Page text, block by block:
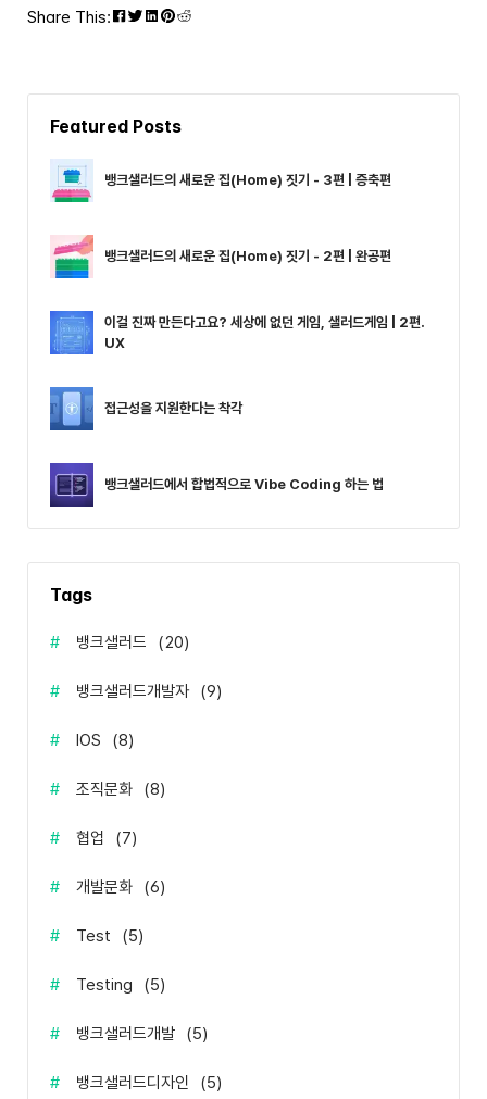
Share This:
Featured Posts
뱅크샐러드의 새로운 집(Home) 짓기 - 3편 | 증축편
뱅크샐러드의 새로운 집(Home) 짓기 - 2편 | 완공편
이걸 진짜 만든다고요? 세상에 없던 게임, 샐러드게임 | 2편.
UX
접근성을 지원한다는 착각
뱅크샐러드에서 합법적으로 Vibe Coding 하는 법
Tags
# 뱅크샐러드 (20)
# 뱅크샐러드개발자 (9)
# IOS (8)
# 조직문화 (8)
# 협업 (7)
# 개발문화 (6)
# Test (5)
# Testing (5)
# 뱅크샐러드개발 (5)
# 뱅크샐러드디자인 (5)